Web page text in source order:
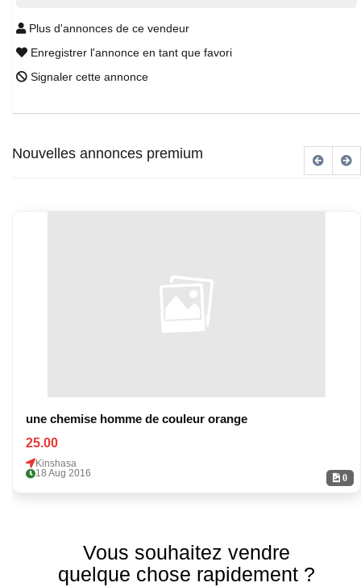
Plus d'annonces de ce vendeur
Enregistrer l'annonce en tant que favori
Signaler cette annonce
Nouvelles annonces premium
0
une chemise homme de couleur orange
25.00
Kinshasa
18 Aug 2016
Vous souhaitez vendre
quelque chose rapidement ?